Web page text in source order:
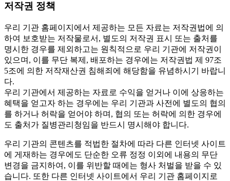
저작권 정책
우리 기관 홈페이지에서 제공하는 모든 자료는 저작권법에 의
하여 보호받는 저작물로서, 별도의 저작권 표시 또는 출처를
명시한 경우를 제외하고는 원칙적으로 우리 기관에 저작권이
있으며, 이를 무단 복제, 배포하는 경우에는 저작권법 제 97조
5조에 의한 저작재산권 침해죄에 해당함을 유념하시기 바랍니
다.
우리 기관에서 제공하는 자료로 수익을 얻거나 이에 상응하는
혜택을 얻고자 하는 경우에는 우리 기관과 사전에 별도의 협의
를 하거나 허락을 얻어야 하며, 협의 또는 허락에 의한 경우에
도 출처가 질병관리청임을 반드시 명시해야 합니다.
우리 기관의 콘텐츠를 적법한 절차에 따라 다른 인터넷 사이트
에 게재하는 경우에도 단순한 오류 정정 이외에 내용의 무단
변경을 금지하여, 이를 위반할 때에는 형사 처벌을 받을 수 있
습니다. 또한 다른 인터넷 사이트에서 우리 기관 홈페이지로